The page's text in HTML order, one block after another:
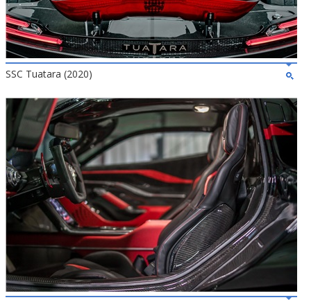
SSC Tuatara (2020)